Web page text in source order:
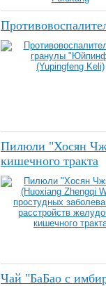
Пилюли "Хосян
кишечного тракта
Чай "БаБао с